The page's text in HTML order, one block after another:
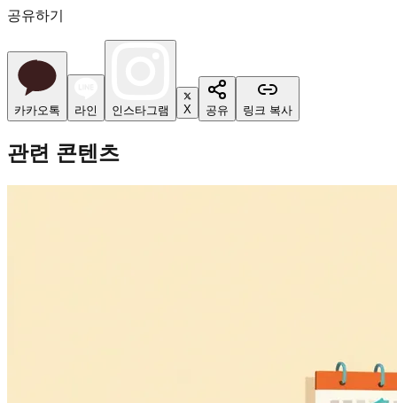
공유하기
카카오톡 라인 인스타그램 X 공유 링크 복사
관련 콘텐츠